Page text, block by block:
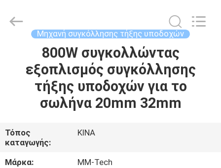
ΠΡΟΪΌΝΤΑ
ΜΕ
ΕΜΆΣ
Mingmai
Technology
Μηχανή συγκόλλησης τήξης υποδοχών
800W συγκολλώντας
εξοπλισμός συγκόλλησης
τήξης υποδοχών για το
σωλήνα 20mm 32mm
Τόπος
καταγωγής:
ΚΙΝΑ
Μάρκα:
MM-Tech